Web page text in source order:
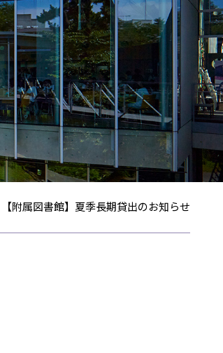
【附属図書館】夏季長期貸出のお知らせ